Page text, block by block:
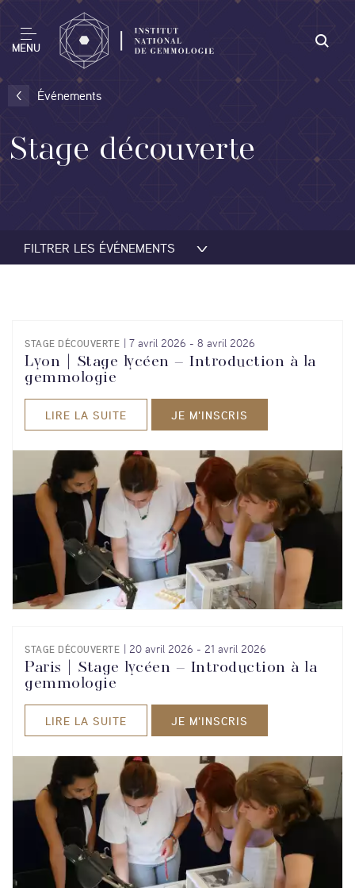
MENU
Événements
Stage découverte
FILTRER LES ÉVÉNEMENTS
STAGE DÉCOUVERTE 7 avril 2026 - 8 avril 2026
Lyon | Stage lycéen – Introduction à la
gemmologie
LIRE LA SUITE JE M'INSCRIS
STAGE DÉCOUVERTE 20 avril 2026 - 21 avril 2026
Paris | Stage lycéen – Introduction à la
gemmologie
LIRE LA SUITE JE M'INSCRIS